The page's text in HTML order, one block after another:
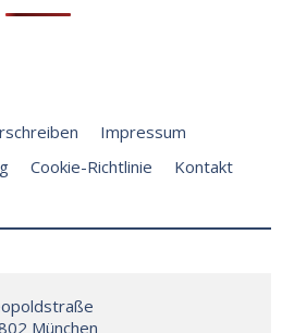
Impressum
Cookie-Richtlinie Kontakt
München